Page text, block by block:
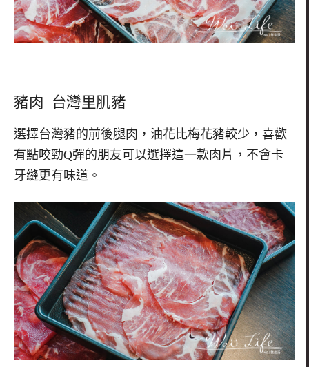
豬肉–台灣里肌豬
選擇台灣豬的前後腿肉，油花比梅花豬較少，喜歡
有點咬勁Q彈的朋友可以選擇這一款肉片，不會卡
牙縫更有味道。